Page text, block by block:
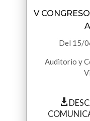
V
Del 15/
Auditorio y